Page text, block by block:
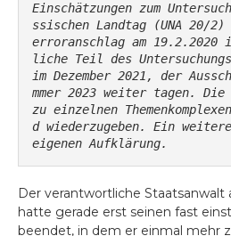
Einschätzungen zum
ssischen Landtag (UNA 20/
erroranschlag am 19.2.2020
liche Teil des
im Dezember 2021, der
mmer 2023 weiter tagen.
zu einzelnen
d wiederzugeben. Ein
eigenen Aufklärung.
Der verantwortliche Staatsanwalt
hatte gerade erst seinen fast
beendet, in dem er einmal mehr